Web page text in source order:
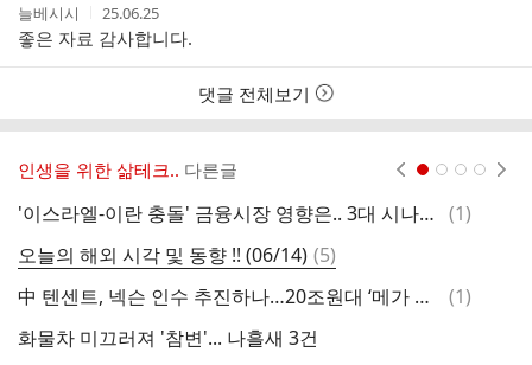
작
성
자
늘베시시
작
성
시
간
25.06.25
좋은 자료 감사합니다.
댓글 전체보기
인생을 위한 삶테크.. 다른글
'이스라엘-이란 충돌' 금융시장 영향은.. 3대 시나리오 [글로벌 머니 X파일] 댓
(1)
오늘의 해외 시각 및 동향 !! (06/14) 댓
글
(5)
中 텐센트, 넥슨 인수 추진하나…20조원대 ‘메가 딜’ 재부상-인베스트조선 -
댓
(1)
화물차 미끄러져 '참변'... 나흘새 3건